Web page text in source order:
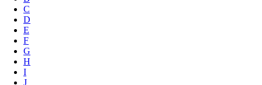
C
D
E
F
G
H
I
J